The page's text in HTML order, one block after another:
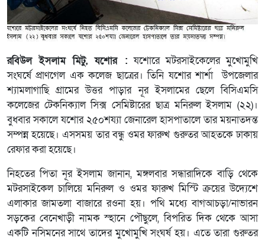
রবিউল ইসলাম মিটু, যশোর : যশোরে মটরসাইকেলের মুখোমুখি
সংঘর্ষে প্রাণগেল এক কলেজ ছাত্রের। তিনি যশোর শার্শা উপজেলার
শ্যামলাগাছি গ্রামের উত্তর পাড়ার নূর ইসলামের ছেলে বিসিএমসি
কলেজের টেকনিক্যাল সিক্স সেমিষ্টারের ছাত্র মনিরুল ইসলাম (২২)।
বুধবার সকালে যশোর ২৫০শয্যা জেনারেল হাসপাতালে তার ময়নাতদন্ত
সম্পন্ন হয়েছে। এসসময় তার বন্ধু ওমর ফারুখ গুরুতর আহতকে ঢাকায়
রেফার করা হয়েছে।
নিহতের পিতা নূর ইসলাম জানান, মঙ্গলবার সন্ধারাদিকে বাড়ি থেকে
মটরসাইকেল চালিয়ে মনিরুল ও ওমর ফারুখ মিস্টি ক্রয়ের উদ্যেশে
এলাকার জামতলা বাজারে রওনা হয়। পথি মধ্যে বাগআচড়া/নাভারন
সড়কের বেনেখাড়ী নামক স্হানে পৌছুলে, বিপরিত দিক থেকে আসা
একটি নসিমনের সাথে তাদের মুখোমুখি সংঘর্ষ হয়। এতে তারা গুরুতর